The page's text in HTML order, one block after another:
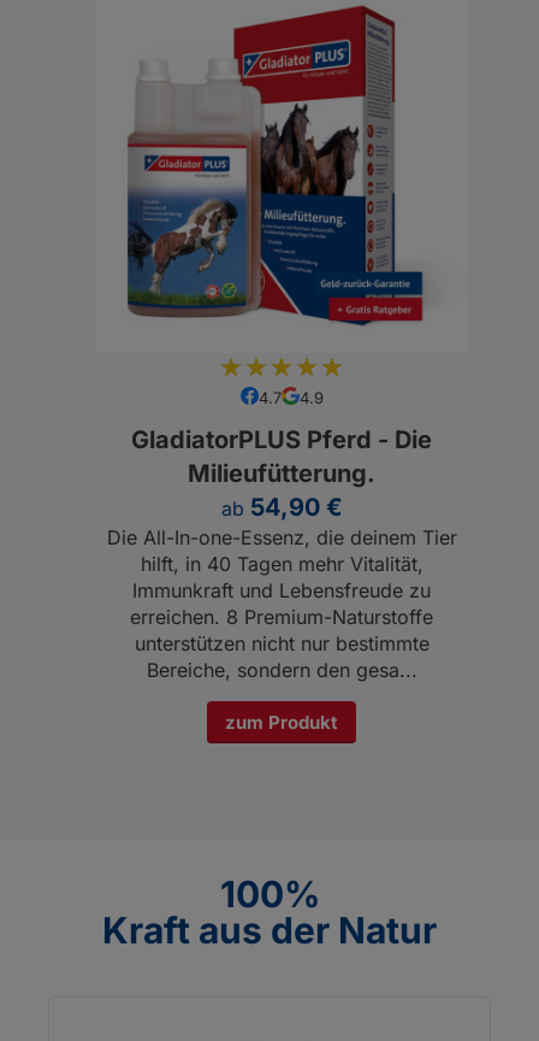
% of100
4.7 4.9
GladiatorPLUS Pferd - Die
Milieufütterung.
ab 54,90 €
Die All-­In-­one-­Essenz, die deinem Tier
hilft, in 40 Tagen mehr Vitalität,
Immunkraft und Lebensfreude zu
erreichen. 8 Premium-Naturstoffe
unterstützen nicht nur bestimmte
Bereiche, sondern den gesa...
zum Produkt
100%
Kraft aus der Natur